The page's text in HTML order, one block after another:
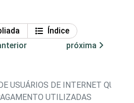
Índice
próxima
USUÁRIOS DE INTERNET QUE
UTILIZADAS